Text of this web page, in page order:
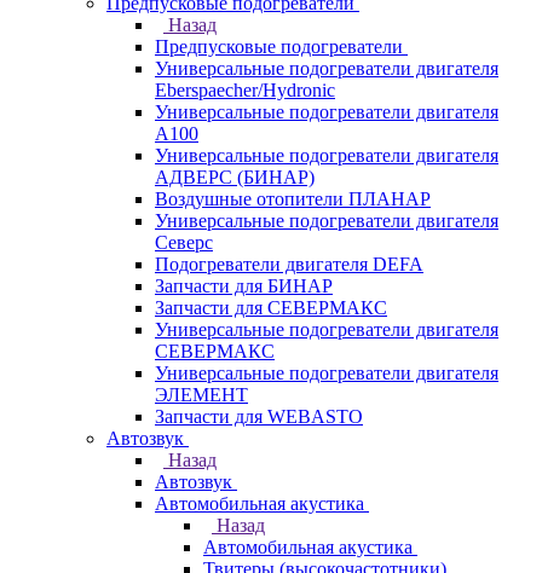
Назад
Предпусковые подогреватели
Универсальные подогреватели двигателя
Eberspaecher/Hydronic
Универсальные подогреватели двигателя
A100
Универсальные подогреватели двигателя
АДВЕРС (БИНАР)
Воздушные отопители ПЛАНАР
Универсальные подогреватели двигателя
Северс
Подогреватели двигателя DEFA
Запчасти для БИНАР
Запчасти для СЕВЕРМАКС
Универсальные подогреватели двигателя
СЕВЕРМАКС
Универсальные подогреватели двигателя
ЭЛЕМЕНТ
Запчасти для WEBASTO
Автозвук
Назад
Автозвук
Автомобильная акустика
Назад
Автомобильная акустика
Твитеры (высокочастотники)